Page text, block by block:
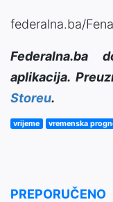
federalna.ba/Fena
Federalna.ba
aplikacija.
Storeu.
vrijeme vremenska
PREPORUČENO